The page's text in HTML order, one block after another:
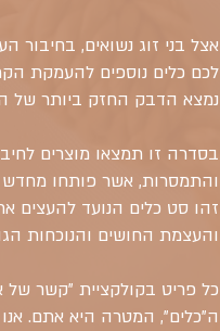
אצל בני זוג נשואים,
לכם כלים נוספים להעמקת
נמצא הדבק החזק ביותר של
והתמסרות, אשר פותחו מחדש
זהו סט כלים הנועד להעצים
והעצמת החושים והנוכחות
כל פריט בקולקציית "קשר של
ה"כלים", המטרה היא אתם.